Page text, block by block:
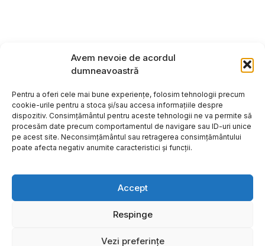
Avem nevoie de acordul
dumneavoastră
Pentru a oferi cele mai bune experiențe, folosim tehnologii precum
cookie-urile pentru a stoca și/sau accesa informațiile despre
dispozitiv. Consimțământul pentru aceste tehnologii ne va permite să
procesăm date precum comportamentul de navigare sau ID-uri unice
pe acest site. Neconsimțământul sau retragerea consimțământului
poate afecta negativ anumite caracteristici și funcții.
Accept
Respinge
Vezi preferințe
Copyright ©2026